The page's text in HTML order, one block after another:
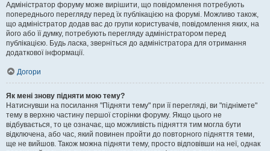
Адміністратор форуму може вирішити, що повідомлення потребують
попереднього перегляду перед їх публікацією на форумі. Можливо також,
що адміністратор додав вас до групи користувачів, повідомлення яких, на
його або її думку, потребують перегляду адміністратором перед
публікацією. Будь ласка, зверніться до адміністратора для отримання
додаткової інформації.
Догори
Як мені знову підняти мою тему?
Натиснувши на посилання "Підняти тему" при її перегляді, ви "піднімете"
тему в верхню частину першої сторінки форуму. Якщо цього не
відбувається, то це означає, що можливість підняття тим могла бути
відключена, або час, який повинен пройти до повторного підняття теми,
ще не вийшов. Також можна підняти тему, просто відповівши на неї, однак